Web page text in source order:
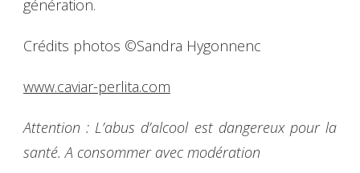
génération.
Crédits photos ©Sandra Hygonnenc
www.caviar-perlita.com
Attention : L’abus d’alcool est dangereux pour la
santé. A consommer avec modération